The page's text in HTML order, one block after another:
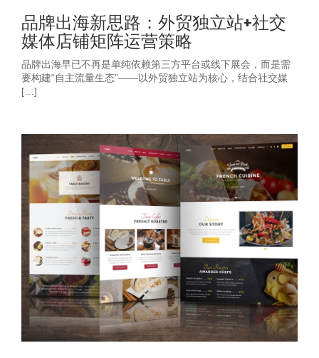
品牌出海新思路：外贸独立站+社交
媒体店铺矩阵运营策略
品牌出海早已不再是单纯依赖第三方平台或线下展会，而是需
要构建“自主流量生态”——以外贸独立站为核心，结合社交媒
[…]